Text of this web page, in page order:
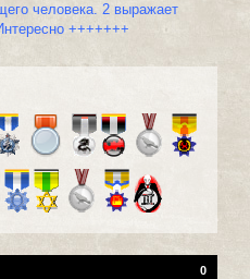
человека. 2 выражает
+++++++
0